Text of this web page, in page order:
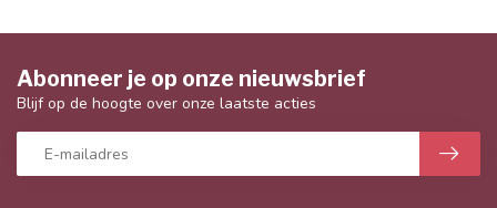
Abonneer je op onze nieuwsbrief
Blijf op de hoogte over onze laatste acties